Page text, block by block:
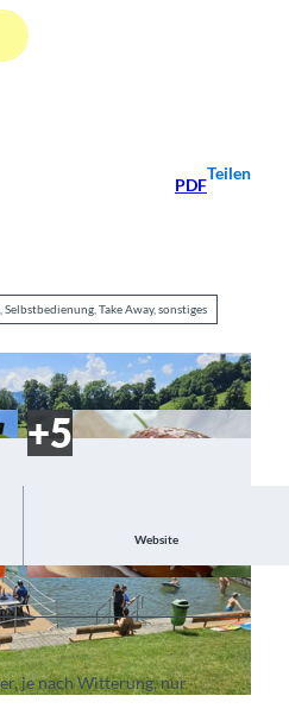
PDF
Teilen
Take Away, sonstiges
|
© CC-BY-SA
Website
je nach Witterung, nur